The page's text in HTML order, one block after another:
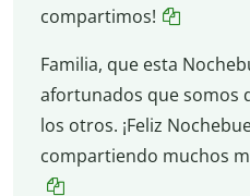
compartimos!
Familia, que esta
afortunados que somos
los otros. ¡Feliz
compartiendo muchos